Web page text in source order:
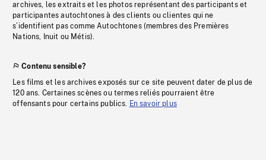
archives, les extraits et les photos représentant des participants et
participantes autochtones à des clients ou clientes qui ne
s’identifient pas comme Autochtones (membres des Premières
Nations, Inuit ou Métis).
Contenu sensible?
Les films et les archives exposés sur ce site peuvent dater de plus de
120 ans. Certaines scènes ou termes reliés pourraient être
offensants pour certains publics. En savoir plus